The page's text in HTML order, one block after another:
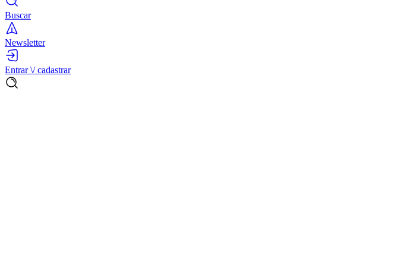
Buscar
Newsletter
Entrar \/ cadastrar